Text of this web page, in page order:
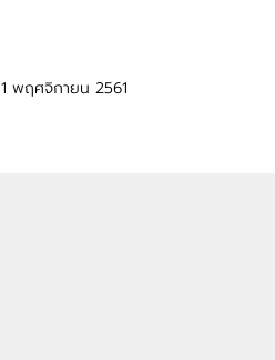
พฤศจิกายน 2561